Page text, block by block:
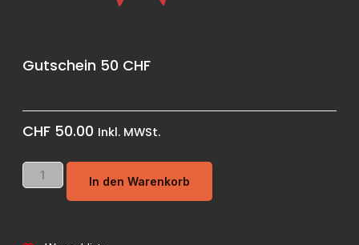
Gutschein 50 CHF
CHF 50.00 Inkl. MWSt.
In den Warenkorb